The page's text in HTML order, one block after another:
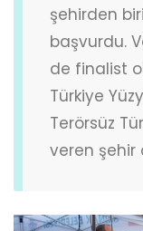
şehirden
başvurdu.
de finalist
Türkiye
Terörsüz
veren şehir